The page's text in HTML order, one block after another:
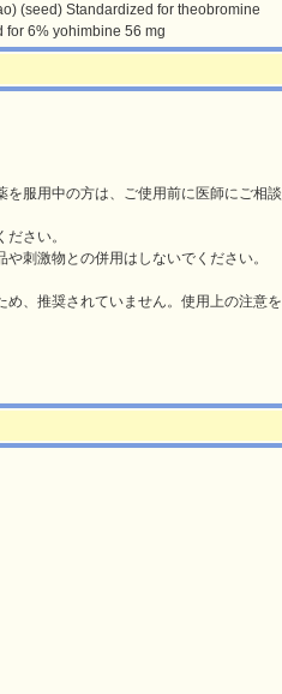
(seed) Standardized for theobromine
for 6% yohimbine 56 mg
を服用中の方は、ご使用前に医師にご相談
さい。
刺激物との併用はしないでください。
め、推奨されていません。使用上の注意を